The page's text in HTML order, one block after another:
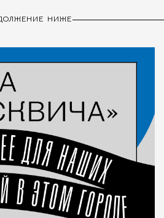
НИЖЕ